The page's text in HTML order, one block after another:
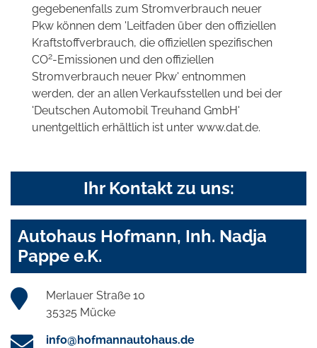
gegebenenfalls zum Stromverbrauch neuer
Pkw können dem 'Leitfaden über den offiziellen
Kraftstoffverbrauch, die offiziellen spezifischen
CO2-Emissionen und den offiziellen
Stromverbrauch neuer Pkw' entnommen
werden, der an allen Verkaufsstellen und bei der
'Deutschen Automobil Treuhand GmbH'
unentgeltlich erhältlich ist unter www.dat.de.
Ihr Kontakt zu uns:
Autohaus Hofmann, Inh. Nadja
Pappe e.K.
Merlauer Straße 10
35325 Mücke
info@hofmannautohaus.de